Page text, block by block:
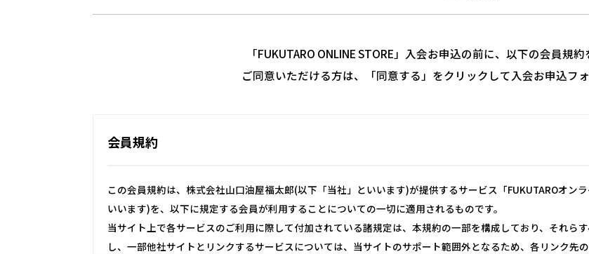
「FUKUTARO ONLINE STORE」入会お申込の前に、以下の会員規
ご同意いただける方は、「同意する」をクリックして入会お申込フ
会員規約
この会員規約は、株式会社山口油屋福太郎(以下「当社」といいます)が提供するサービス「FUKUTAROオン
いいます)を、以下に規定する会員が利用することについての一切に適用されるものです。
当サイト上で各サービスのご利用に際して付加されている諸規定は、本規約の一部を構成しており、それら
し、一部他社サイトとリンクするサービスについては、当サイトのサポート範囲外となるため、各リンク先